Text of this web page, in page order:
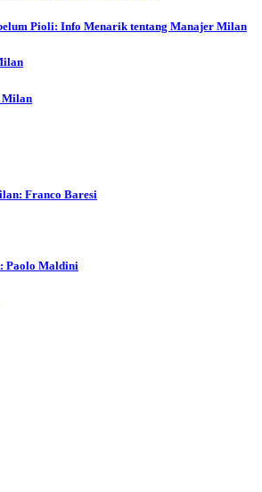
Pioli: Info Menarik tentang Manajer Milan
Milan
Franco Baresi
Paolo Maldini